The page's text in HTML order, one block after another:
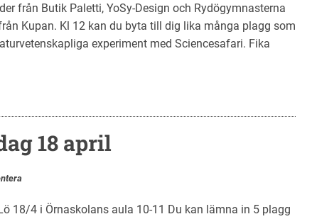
från Butik Paletti, YoSy-Design och Rydögymnasterna
Kupan. Kl 12 kan du byta till dig lika många plagg som
experiment med Sciencesafari. Fika
18 april
18/4 i Örnaskolans aula 10-11 Du kan lämna in 5 plagg